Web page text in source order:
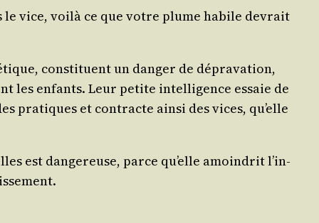
vice, voi­là ce que votre plume habile devrait
consti­tuent un dan­ger de dépra­va­tion,
les enfants. Leur petite intel­li­gence essaie de
pra­tiques et contracte ain­si des vices, qu’elle
est dan­ge­reuse, parce qu’elle amoin­drit l’in­